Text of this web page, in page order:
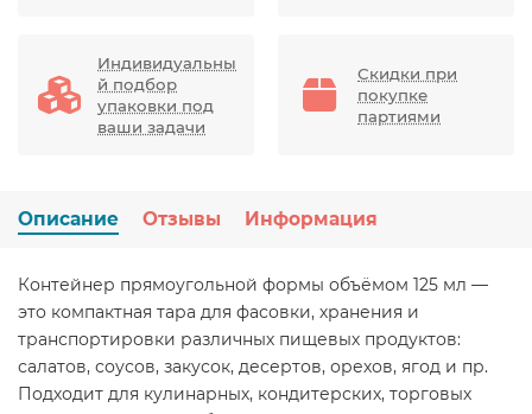
Индивидуальны
й подбор
упаковки под
ваши задачи
Скидки при
покупке
партиями
Описание Отзывы Информация
Контейнер прямоугольной формы объёмом 125 мл —
это компактная тара для фасовки, хранения и
транспортировки различных пищевых продуктов:
салатов, соусов, закусок, десертов, орехов, ягод и пр.
Подходит для кулинарных, кондитерских, торговых